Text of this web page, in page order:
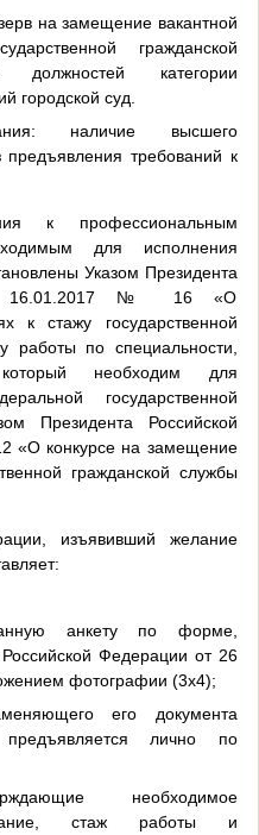
на замещение вакантной
гражданской
категории
городской суд.
наличие высшего
предъявления требований к
к профессиональным
для исполнения
Указом Президента
16.01.2017 № 16 «О
к стажу государственной
работы по специальности,
необходим для
государственной
Президента Российской
«О конкурсе на замещение
гражданской службы
изъявивший желание
анкету по форме,
Федерации от 26
фотографии (3х4);
его документа
предъявляется лично по
необходимое
стаж работы и